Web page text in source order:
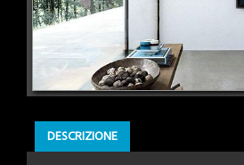
DESCRIZIONE